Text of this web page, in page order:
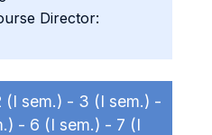
Director:
(I sem.) - 3 (I sem.) -
- 6 (I sem.) - 7 (I